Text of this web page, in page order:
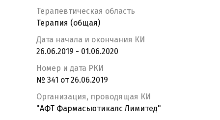
Терапевтическая область
Терапия (общая)
Дата начала и окончания КИ
26.06.2019 - 01.06.2020
Номер и дата РКИ
№ 341 от 26.06.2019
Организация, проводящая КИ
"АФТ Фармасьютикалс Лимитед"